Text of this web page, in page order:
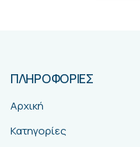
ΠΛΗΡΟΦΟΡΙΕΣ
Αρχική
Κατηγορίες